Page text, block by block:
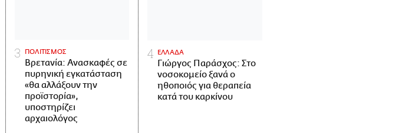
ΠΟΛΙΤΙΣΜΟΣ
Βρετανία: Ανασκαφές σε
πυρηνική εγκατάσταση
«θα αλλάξουν την
προϊστορία»,
υποστηρίζει
αρχαιολόγος
ΕΛΛΑΔΑ
Γιώργος Παράσχος: Στο
νοσοκομείο ξανά ο
ηθοποιός για θεραπεία
κατά του καρκίνου